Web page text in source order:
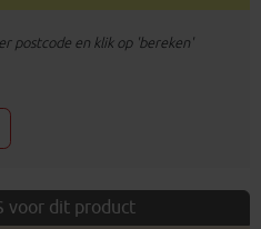
postcode en klik op 'bereken'
voor dit product